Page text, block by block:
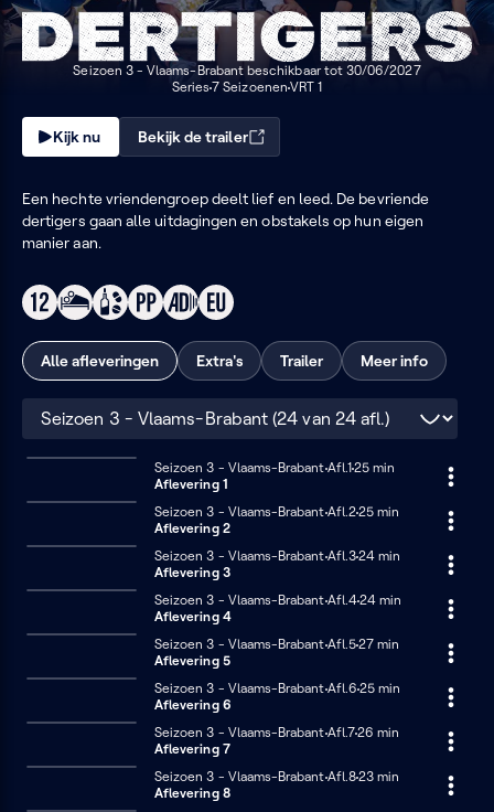
Dertigers
met
audiodescriptie
Seizoen 3 - Vlaams-Brabant beschikbaar tot 30/06/2027
Series7 Seizoenen VRT 1
Kijk nu Bekijk de trailer
Een hechte vriendengroep deelt lief en leed. De bevriende
dertigers gaan alle uitdagingen en obstakels op hun eigen
manier aan.
Alle afleveringen Extra's Trailer Meer info
(24
24
Seizoen 3 - Vlaams-BrabantAfl.125 minuten
25 min
Aflevering 1
Seizoen 3 - Vlaams-BrabantAfl.225 minuten
25 min
Aflevering 2
Seizoen 3 - Vlaams-BrabantAfl.324 minuten
24 min
Aflevering 3
Seizoen 3 - Vlaams-BrabantAfl.424 minuten
24 min
Aflevering 4
Seizoen 3 - Vlaams-BrabantAfl.527 minuten
27 min
Aflevering 5
Seizoen 3 - Vlaams-BrabantAfl.6 25 minuten
25 min
Aflevering 6
Seizoen 3 - Vlaams-BrabantAfl.726 minuten
26 min
Aflevering 7
Seizoen 3 - Vlaams-BrabantAfl.823 minuten
23 min
Aflevering 8